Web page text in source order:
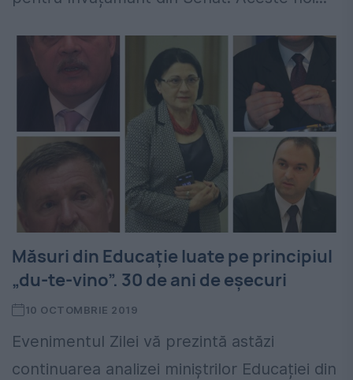
Măsuri din Educație luate pe principiul
„du-te-vino”. 30 de ani de eșecuri
10 OCTOMBRIE 2019
Evenimentul Zilei vă prezintă astăzi
continuarea analizei miniștrilor Educației din